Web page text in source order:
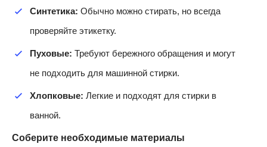
Синтетика: Обычно можно стирать, но всегда
проверяйте этикетку.
Пуховые: Требуют бережного обращения и могут
не подходить для машинной стирки.
Хлопковые: Легкие и подходят для стирки в
ванной.
Соберите необходимые материалы